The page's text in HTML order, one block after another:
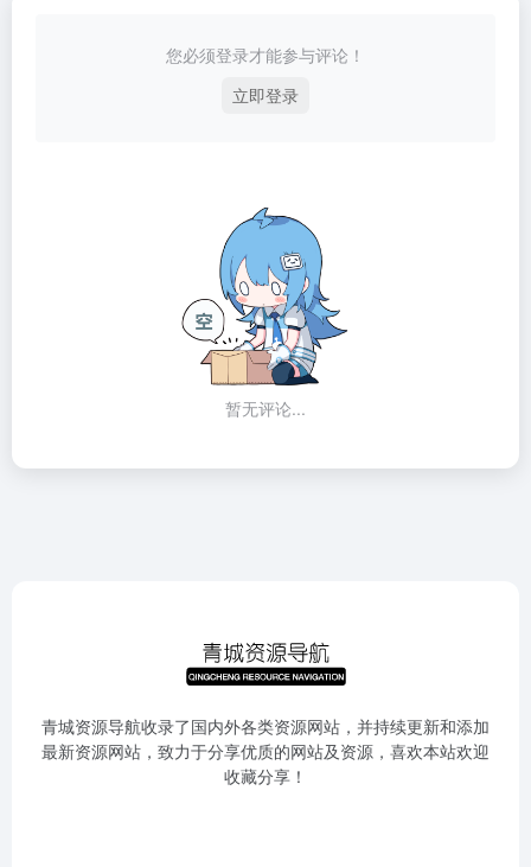
您必须登录才能参与评论！
立即登录
暂无评论...
青城资源导航收录了国内外各类资源网站，并持续更新和添加
最新资源网站，致力于分享优质的网站及资源，喜欢本站欢迎
收藏分享！